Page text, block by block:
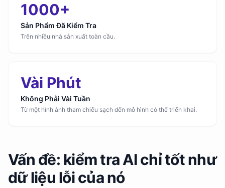
1000+
Sản Phẩm Đã Kiểm Tra
Trên nhiều nhà sản xuất toàn cầu.
Vài Phút
Không Phải Vài Tuần
Từ một hình ảnh tham chiếu sạch đến mô hình có thể triển khai.
Vấn đề: kiểm tra AI chỉ tốt như
dữ liệu lỗi của nó